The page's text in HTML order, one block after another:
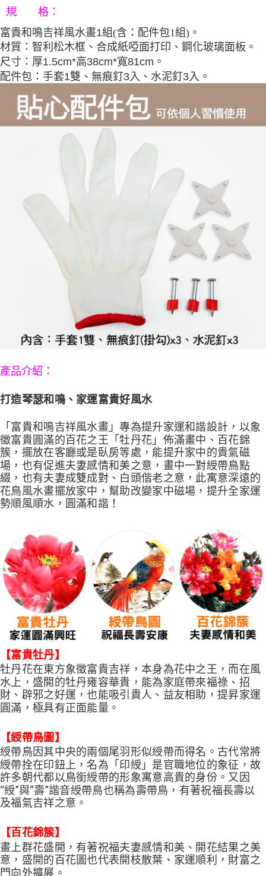
台灣樂天信用卡公司
相關說明
AFTEE先享後付是「在收到商品之後才付款」的支付方式。 讓您購物簡單
便利好安心！
１．簡單：不需註冊會員、不需綁卡、不需儲值。
２．便利：只要手機號碼，簡訊認證，即可結帳。
３．安心：先確認商品／服務後，再付款。
【「AFTEE先享後付」結帳流程】
１．於結帳方式選擇「AFTEE先享後付」後，將跳轉至「AFTEE先享後付」
結帳頁面，進行簡訊認證並確認金額後，即可完成結帳。
２．訂單成立數日內，您將收到繳費通知簡訊。
３．收到繳費通知簡訊後14天內，點擊此簡訊中的連結，可透過四大超商／
ATM／網路銀行／等多元方式進行付款，方視為交易完成。
※ 請注意：結帳手續完成當下不需立刻繳費，但若您需要取消訂單，請聯絡
購買商品的店家。未經商家同意取消之訂單仍視為有效，需透過AFTEE先享
後付繳納相關費用。
※ 交易是否成功請以「AFTEE先享後付 」之結帳頁面顯示為準，若有關於
是否繳費成功／繳費後需取消欲退款等相關疑問，請聯繫「AFTEE先享後付
客戶支援中心」
https://netprotections.freshdesk.com/support/home
【注意事項】
１．透過由恩沛科技股份有限公司提供之「AFTEE先享後付」服務完成之交
易，需依本服務之必要範圍內提供個人資料，並將交易相關給付款項請求債
權轉讓予恩沛科技股份有限公司。
２．關於個人資料處理事宜，請瀏覽以下網址：
３．未成年的使用者請事先徵得法定代理人或監護人之同意方可使用
「AFTEE先享後付」，若未經同意申辦者引起之損失，本公司不負相關責
４．使用「AFTEE先享後付」時，將依據個別帳號之用戶狀況，依本公司即
時審查核予不同之上限額度；若仍有額度不足之情形，本公司將視審查結果
５．嚴禁一人註冊多個帳號或使用他人資訊註冊。若發現惡意使用之情形，
恩沛科技股份有限公司將有權停止該用戶之使用額度並採取法律行動。
ATM付款
運送方式
宅配
每筆NT$80，滿NT$800(含以上)免運費
規 格：
富貴和鳴吉祥風水畫1組(含：配件包1組) 。
材質：智利松木框、合成紙啞面打印、鋼化玻璃面板。
尺寸：厚1.5cm*高38cm*寬81cm。
配件包：手套1雙、無痕釘3入、水泥釘3入 。
產品介紹 ：
打造琴瑟和鳴、家運富貴好風水
「富貴和鳴吉祥風水畫」專為提升家運和諧設計，以象
徵富貴圓滿的百花之王「牡丹花」佈滿畫中、百花錦
簇，擺放在客廳或是臥房等處，能提升家中的貴氣磁
場，也有促進夫妻感情和美之意，畫中一對綬帶鳥點
綴，也有夫妻成雙成對、白頭偕老之意，此寓意深遠的
花鳥風水畫擺放家中，幫助改變家中磁場，提升全家運
勢順風順水，圓滿和諧！
【富貴牡丹】
牡丹花在東方象徵富貴吉祥，本身為花中之王，而在風
水上，盛開的牡丹雍容華貴，能為家庭帶來福祿、招
財、辟邪之好運，也能吸引貴人、益友相助，提昇家運
圓滿，極具有正面能量。
【綬帶鳥圖】
綬帶鳥因其中央的兩個尾羽形似綬帶而得名。古代常將
綬帶拴在印鈕上，名為「印綬」是官職地位的象征，故
許多朝代都以鳥銜綬帶的形象寓意高貴的身份。又因
“綬”與“壽”諧音綬帶鳥也稱為壽帶鳥，有著祝福長壽以
及福氣吉祥之意。
【百花錦簇】
畫上群花盛開，有著祝福夫妻感情和美、開花結果之美
意，盛開的百花圖也代表開枝散葉、家運順利，財富之
門向外擴展。